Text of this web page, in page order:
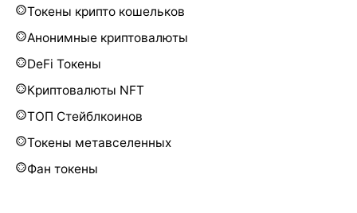
Токены крипто кошельков
Анонимные криптовалюты
DeFi Токены
Криптовалюты NFT
ТОП Стейблкоинов
Токены метавселенных
Фан токены